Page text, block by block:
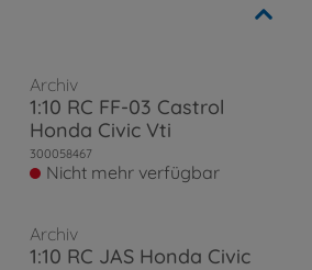
Archiv
1:10 RC FF-03 Castrol
Honda Civic Vti
300058467
Nicht mehr verfügbar
Archiv
1:10 RC JAS Honda Civic